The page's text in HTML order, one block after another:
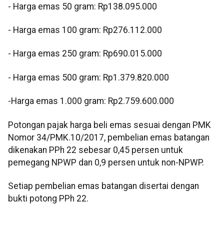
- ⁠Harga emas 50 gram: Rp138.095.000
- ⁠Harga emas 100 gram: Rp276.112.000
- Harga emas 250 gram: Rp690.015.000
- ⁠Harga emas 500 gram: Rp1.379.820.000
-⁠Harga emas 1.000 gram: Rp2.759.600.000
Potongan pajak harga beli emas sesuai dengan PMK
Nomor 34/PMK.10/2017, pembelian emas batangan
dikenakan PPh 22 sebesar 0,45 persen untuk
pemegang NPWP dan 0,9 persen untuk non-NPWP.
Setiap pembelian emas batangan disertai dengan
bukti potong PPh 22.